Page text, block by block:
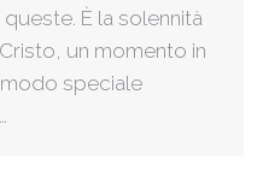
È la solennità
un momento in
speciale